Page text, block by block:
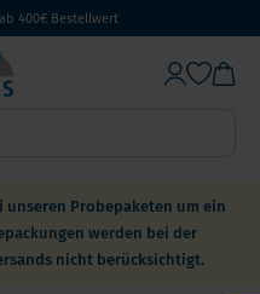
400€ Bestellwert
unseren Probepaketen um ein
werden bei der
nicht berücksichtigt.